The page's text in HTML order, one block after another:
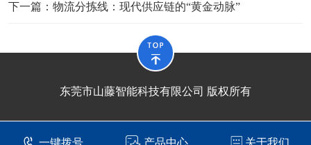
下一篇： 物流分拣线：现代供应链的“黄金动脉”
东莞市山藤智能科技有限公司 版权所有